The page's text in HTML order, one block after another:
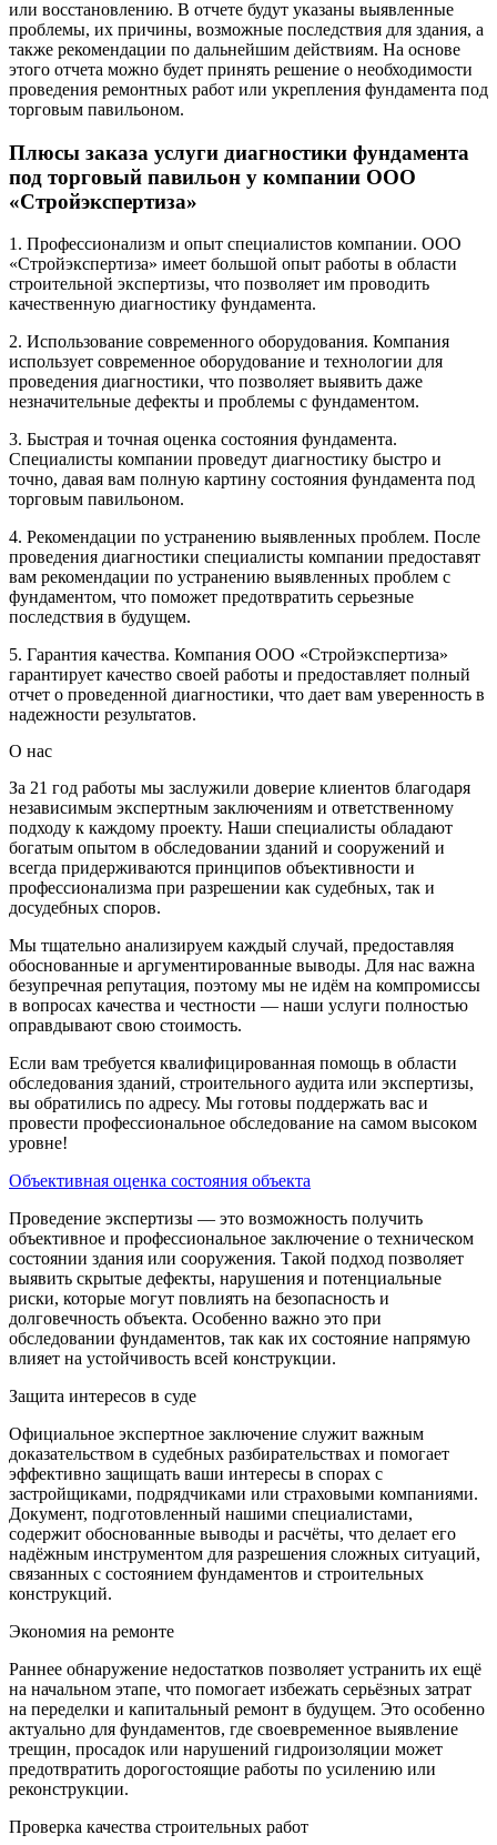
или восстановлению. В отчете будут указаны выявленные
проблемы, их причины, возможные последствия для здания, а
также рекомендации по дальнейшим действиям. На основе
этого отчета можно будет принять решение о необходимости
проведения ремонтных работ или укрепления фундамента под
торговым павильоном.
Плюсы заказа услуги диагностики фундамента
под торговый павильон у компании ООО
«Стройэкспертиза»
1. Профессионализм и опыт специалистов компании. ООО
«Стройэкспертиза» имеет большой опыт работы в области
строительной экспертизы, что позволяет им проводить
качественную диагностику фундамента.
2. Использование современного оборудования. Компания
использует современное оборудование и технологии для
проведения диагностики, что позволяет выявить даже
незначительные дефекты и проблемы с фундаментом.
3. Быстрая и точная оценка состояния фундамента.
Специалисты компании проведут диагностику быстро и
точно, давая вам полную картину состояния фундамента под
торговым павильоном.
4. Рекомендации по устранению выявленных проблем. После
проведения диагностики специалисты компании предоставят
вам рекомендации по устранению выявленных проблем с
фундаментом, что поможет предотвратить серьезные
последствия в будущем.
5. Гарантия качества. Компания ООО «Стройэкспертиза»
гарантирует качество своей работы и предоставляет полный
отчет о проведенной диагностики, что дает вам уверенность в
надежности результатов.
О нас
За 21 год работы мы заслужили доверие клиентов благодаря
независимым экспертным заключениям и ответственному
подходу к каждому проекту. Наши специалисты обладают
богатым опытом в обследовании зданий и сооружений и
всегда придерживаются принципов объективности и
профессионализма при разрешении как судебных, так и
досудебных споров.
Мы тщательно анализируем каждый случай, предоставляя
обоснованные и аргументированные выводы. Для нас важна
безупречная репутация, поэтому мы не идём на компромиссы
в вопросах качества и честности — наши услуги полностью
оправдывают свою стоимость.
Если вам требуется квалифицированная помощь в области
обследования зданий, строительного аудита или экспертизы,
вы обратились по адресу. Мы готовы поддержать вас и
провести профессиональное обследование на самом высоком
уровне!
Объективная оценка состояния объекта
Проведение экспертизы — это возможность получить
объективное и профессиональное заключение о техническом
состоянии здания или сооружения. Такой подход позволяет
выявить скрытые дефекты, нарушения и потенциальные
риски, которые могут повлиять на безопасность и
долговечность объекта. Особенно важно это при
обследовании фундаментов, так как их состояние напрямую
влияет на устойчивость всей конструкции.
Защита интересов в суде
Официальное экспертное заключение служит важным
доказательством в судебных разбирательствах и помогает
эффективно защищать ваши интересы в спорах с
застройщиками, подрядчиками или страховыми компаниями.
Документ, подготовленный нашими специалистами,
содержит обоснованные выводы и расчёты, что делает его
надёжным инструментом для разрешения сложных ситуаций,
связанных с состоянием фундаментов и строительных
конструкций.
Экономия на ремонте
Раннее обнаружение недостатков позволяет устранить их ещё
на начальном этапе, что помогает избежать серьёзных затрат
на переделки и капитальный ремонт в будущем. Это особенно
актуально для фундаментов, где своевременное выявление
трещин, просадок или нарушений гидроизоляции может
предотвратить дорогостоящие работы по усилению или
реконструкции.
Проверка качества строительных работ